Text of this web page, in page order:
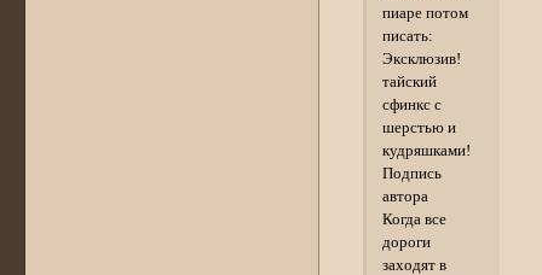
пиаре потом
писать:
Эксклюзив!
тайский
сфинкс с
шерстью и
кудряшками!
Подпись
автора
Когда все
дороги
заходят в